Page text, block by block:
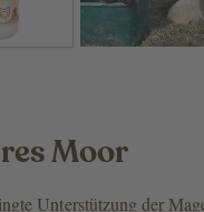
Moor
Unterstützung der